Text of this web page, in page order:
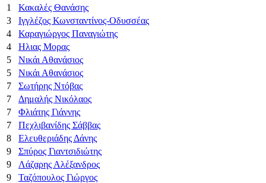
1
Κακαλές Θανάσης
3
Ιγγλέζος Κωνσταντίνος-Οδυσσέας
4
Καραγιώργος Παναγιώτης
4
Ηλιας Μορας
5
Νικάι Αθανάσιος
5
Νικάι Αθανάσιος
7
Σωτήρης Ντόβας
7
Δημαλής Νικόλαος
7
Φλιάτης Γιάννης
7
Πεχλιβανίδης Σάββας
8
Ελευθεριάδης Δάνης
9
Σπύρος Γιαντσιδιώτης
9
Λάζαρης Αλέξανδρος
9
Ταζόπουλος Γιώργος